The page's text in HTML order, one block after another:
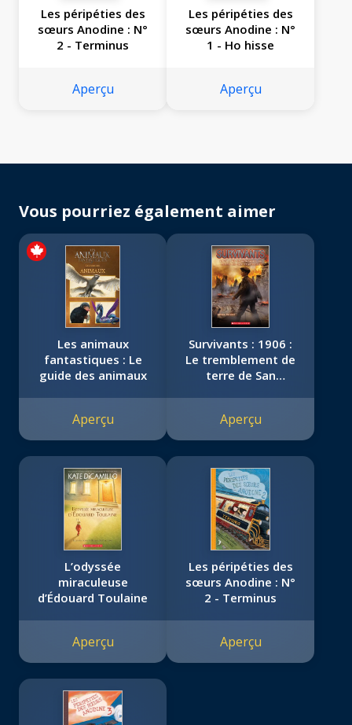
Les péripéties des
sœurs Anodine : N°
2 - Terminus
Aperçu
Les péripéties des
sœurs Anodine : N°
1 - Ho hisse
Aperçu
Vous pourriez également aimer
Les animaux
fantastiques : Le
guide des animaux
Aperçu
Survivants : 1906 :
Le tremblement de
terre de San
Aperçu
L’odyssée
miraculeuse
d’Édouard Toulaine
Aperçu
Les péripéties des
sœurs Anodine : N°
2 - Terminus
Aperçu